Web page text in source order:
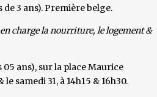
de 3 ans). Première belge.
charge la nourriture, le logement &
05 ans), sur la place Maurice
samedi 31, à 14h15 & 16h30.